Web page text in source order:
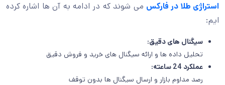
استراژی طلا در فارکس می شوند که در ادامه به آن ها اشاره کرده
ایم:
سیگنال های دقیق:
تحلیل داده ها و ارائه سیگنال های خرید و فروش دقیق
عملکرد 24 ساعته:
رصد مداوم بازار و ارسال سیگنال ها بدون توقف